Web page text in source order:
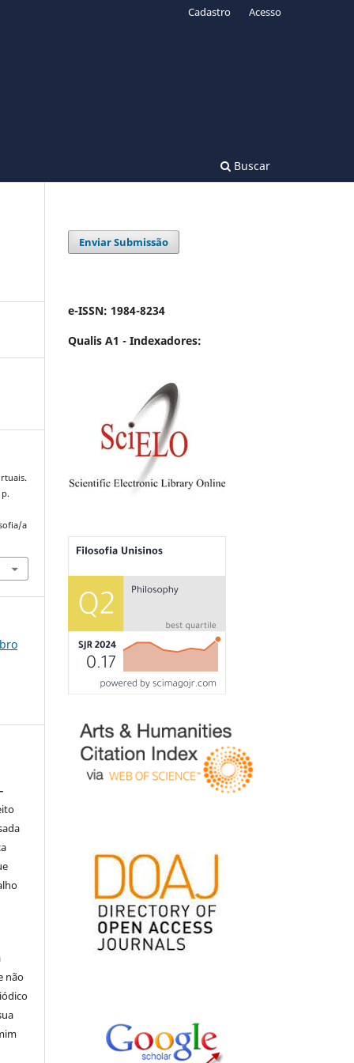
Buscar
Cadastro Acesso
a
não
Enviar Submissão
e-ISSN: 1984-8234
Qualis A1 - Indexadores: